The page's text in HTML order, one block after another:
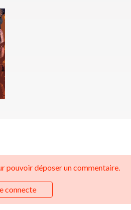
pouvoir déposer un commentaire.
connecte